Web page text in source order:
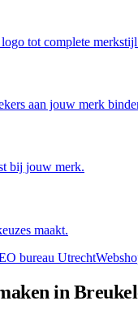
tot complete
aan jouw merk
bij jouw merk.
maakt.
bureau Utrecht
in